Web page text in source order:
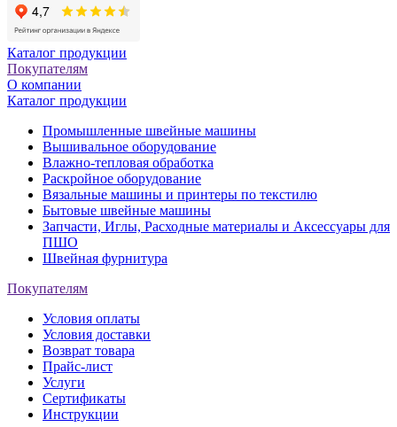
Каталог продукции
Покупателям
О компании
Каталог продукции
Промышленные швейные машины
Вышивальное оборудование
Влажно-тепловая обработка
Раскройное оборудование
Вязальные машины и принтеры по текстилю
Бытовые швейные машины
Запчасти, Иглы, Расходные материалы и Аксессуары для
ПШО
Швейная фурнитура
Покупателям
Условия оплаты
Условия доставки
Возврат товара
Прайс-лист
Услуги
Сертификаты
Инструкции